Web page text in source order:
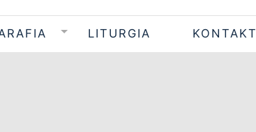
LITURGIA KONTAKT